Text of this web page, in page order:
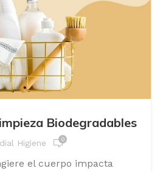
Biodegradables
Higiene 0
el cuerpo impacta